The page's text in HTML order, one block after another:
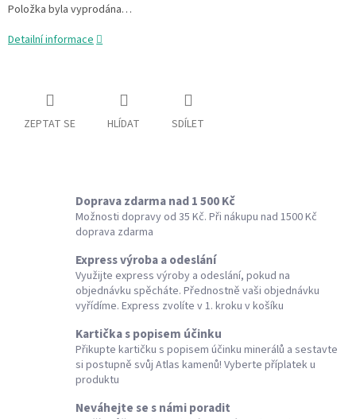
Položka byla vyprodána…
Detailní informace
ZEPTAT SE HLÍDAT SDÍLET
Doprava zdarma nad 1 500 Kč
Možnosti dopravy od 35 Kč. Při nákupu nad 1500 Kč
doprava zdarma
Express výroba a odeslání
Využijte express výroby a odeslání, pokud na
objednávku spěcháte. Přednostně vaši objednávku
vyřídíme. Express zvolíte v 1. kroku v košíku
Kartička s popisem účinku
Přikupte kartičku s popisem účinku minerálů a sestavte
si postupně svůj Atlas kamenů! Vyberte příplatek u
produktu
Neváhejte se s námi poradit